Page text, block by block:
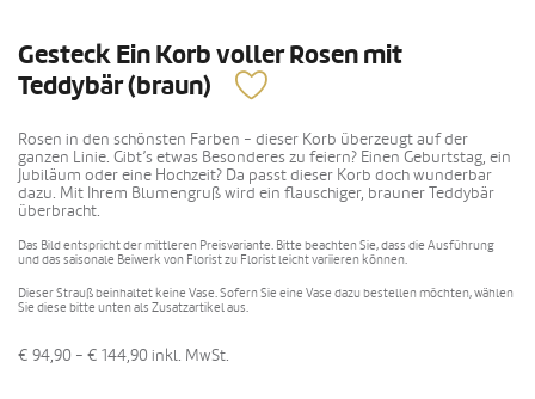
Gesteck Ein Korb voller Rosen mit
Teddybär (braun)
Rosen in den schönsten Farben - dieser Korb überzeugt auf der
ganzen Linie. Gibt’s etwas Besonderes zu feiern? Einen Geburtstag, ein
Jubiläum oder eine Hochzeit? Da passt dieser Korb doch wunderbar
dazu. Mit Ihrem Blumengruß wird ein flauschiger, brauner Teddybär
überbracht.
Das Bild entspricht der mittleren Preisvariante. Bitte beachten Sie, dass die Ausführung
und das saisonale Beiwerk von Florist zu Florist leicht variieren können.
Dieser Strauß beinhaltet keine Vase. Sofern Sie eine Vase dazu bestellen möchten, wählen
Sie diese bitte unten als Zusatzartikel aus.
€ 94,90 - € 144,90 inkl. MwSt.